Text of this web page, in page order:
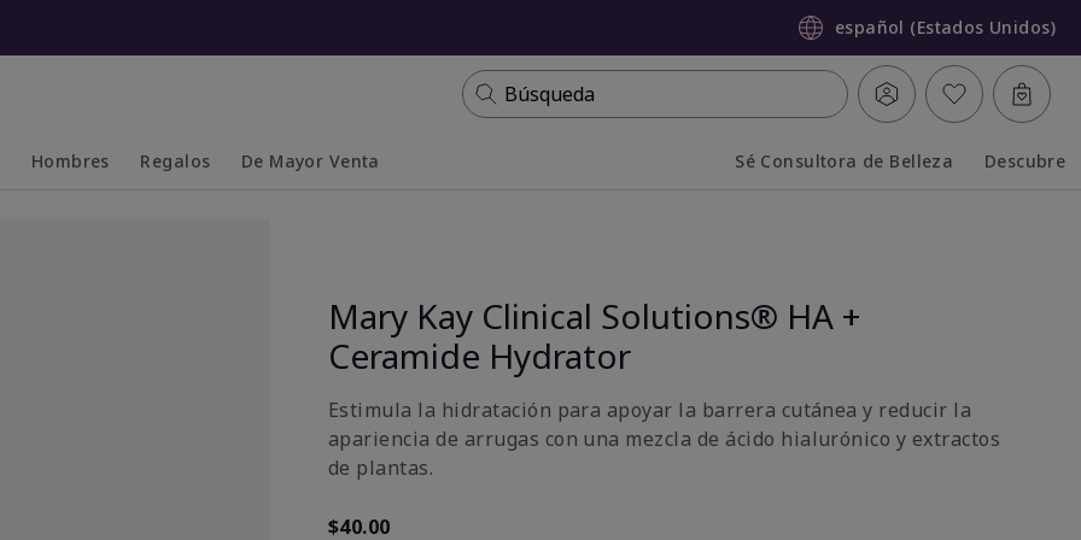
español (Estados Unidos)
Búsqueda
Hombres Regalos De Mayor Venta Sé Consultora de Belleza Descubre
Mary Kay Clinical Solutions® HA +
Ceramide Hydrator
Estimula la hidratación para apoyar la barrera cutánea y reducir la
apariencia de arrugas con una mezcla de ácido hialurónico y extractos
de plantas.
$40.00